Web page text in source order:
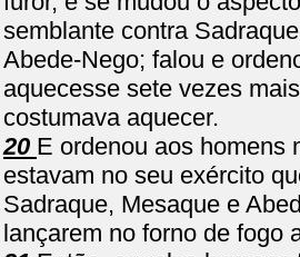
semblante contra
Abede-Nego; falou e
aquecesse sete vezes
costumava aquecer.
20 E ordenou aos homens
estavam no seu exército
Sadraque, Mesaque e
lançarem no forno de fogo